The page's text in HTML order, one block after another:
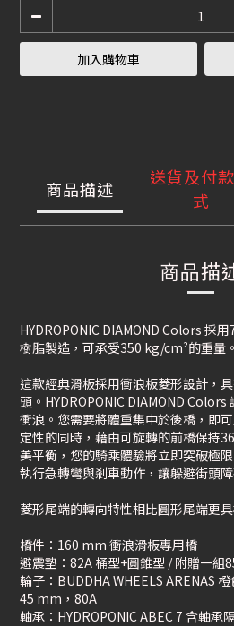
加入購物車
商品描述
送貨及付
式
商品描
HYDROPONIC DIAMOND Colors 採
樹脂製造，可承受350 kg/cm²的重量。
這款經典滑板採用衝浪板菱形設計，
頭。HYDROPONIC DIAMOND
衝浪。您需要將體重集中於後橋，即
定性的同時，藉由可旋轉的前橋保持
美平衡，您的騎乘體驗將立即突破極
執行急轉彎與剎車動作，讓躲避街頭
菱形尾端的轉向特性相比圓形尾端更
橋件：160 mm 衝浪滑板專用橋
避震墊：82A 桶型+圓錐型 / 附贈一組
輪子：BUDDHA WHEELS ARENAS
45 mm，80A
軸承：HYDROPONIC ABEC 7 含軸承